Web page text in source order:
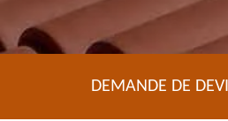
DEMANDE DE